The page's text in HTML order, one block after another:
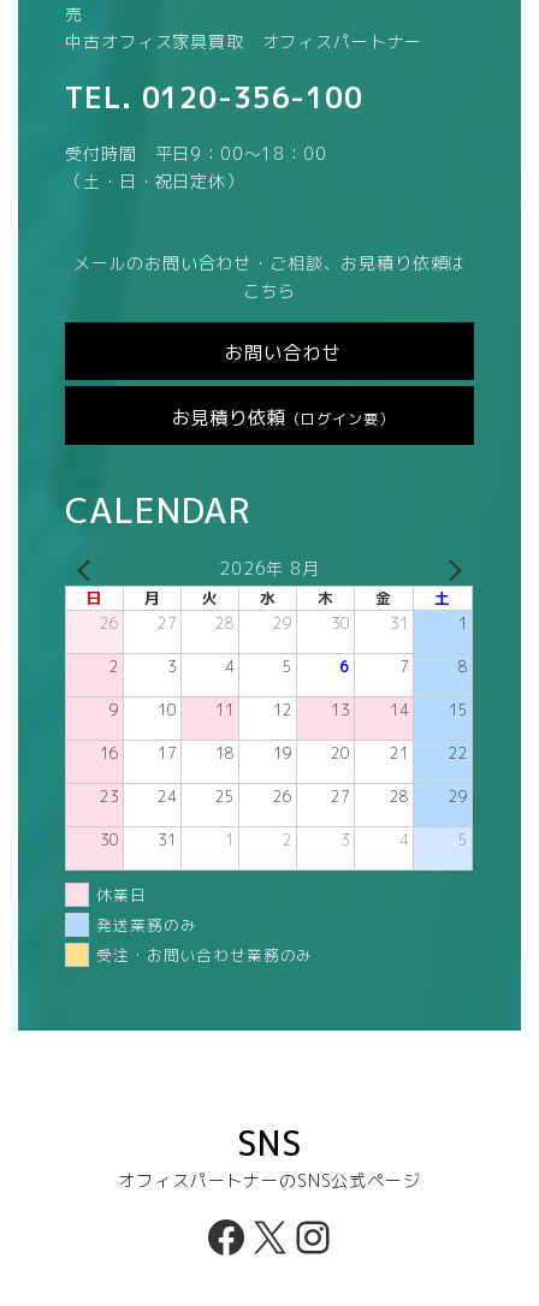
売
中古オフィス家具買取 オフィスパートナー
TEL. 0120-356-100
受付時間 平日9：00～18：00
（土・日・祝日定休）
メールのお問い合わせ・ご相談、お見積り依頼は
こちら
お問い合わせ
お見積り依頼 （ログイン要）
CALENDAR
2026年 8月
日 月 火 水 木 金 土
26 27 28 29 30 31 1
2 3 4 5 6 7 8
9 10 11 12 13 14 15
16 17 18 19 20 21 22
23 24 25 26 27 28 29
30 31 1 2 3 4 5
休業日
発送業務のみ
受注・お問い合わせ業務のみ
SNS
オフィスパートナーのSNS公式ページ
Facebook
X Instagram